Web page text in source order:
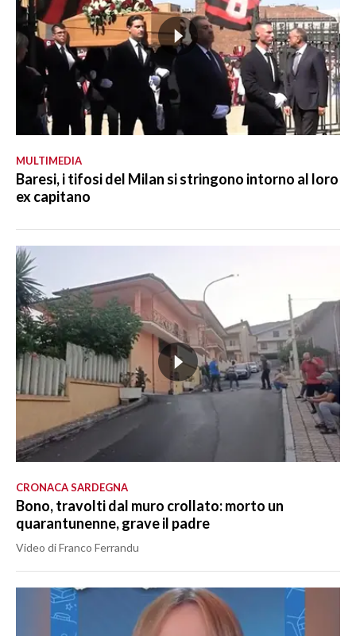
MULTIMEDIA
Baresi, i tifosi del Milan si stringono intorno al loro
ex capitano
CRONACA SARDEGNA
Bono, travolti dal muro crollato: morto un
quarantunenne, grave il padre
Video di Franco Ferrandu